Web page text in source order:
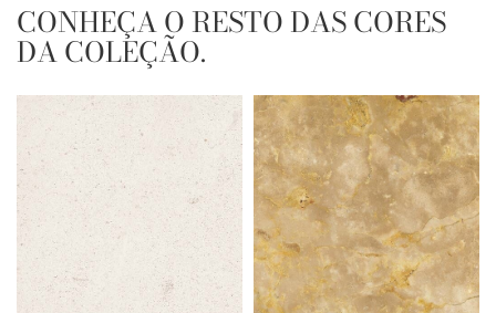
CONHEÇA O RESTO DAS CORES
DA COLEÇÃO.